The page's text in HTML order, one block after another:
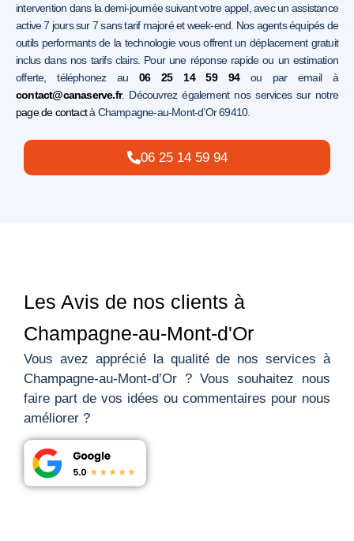
intervention dans la demi-journée suivant votre appel, avec un assistance
active 7 jours sur 7 sans tarif majoré et week-end. Nos agents équipés de
outils performants de la technologie vous offrent un déplacement gratuit
inclus dans nos tarifs clairs. Pour une réponse rapide ou un estimation
offerte, téléphonez au06 25 14 59 94ou par email à
contact@canaserve.fr. Découvrez également nos services sur notre
page de contactà Champagne-au-Mont-d’Or 69410.
06 25 14 59 94
Les Avis de nos clients à
Champagne-au-Mont-d'Or
Vous avez apprécié la qualité de nos services à
Champagne-au-Mont-d’Or ? Vous souhaitez nous
faire part de vos idées ou commentaires pour nous
améliorer ?